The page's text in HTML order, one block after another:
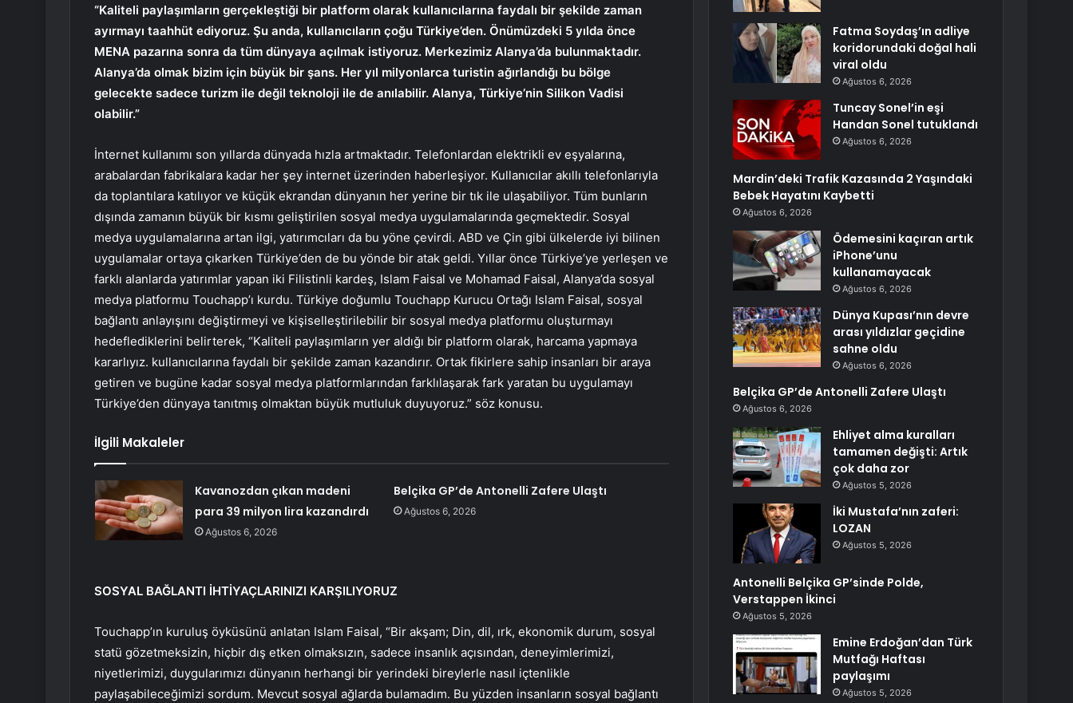
“Kaliteli paylaşımların gerçekleştiği bir platform olarak kullanıcılarına faydalı bir şekilde zaman
ayırmayı taahhüt ediyoruz. Şu anda, kullanıcıların çoğu Türkiye’den. Önümüzdeki 5 yılda önce
MENA pazarına sonra da tüm dünyaya açılmak istiyoruz. Merkezimiz Alanya’da bulunmaktadır.
Alanya’da olmak bizim için büyük bir şans. Her yıl milyonlarca turistin ağırlandığı bu bölge
gelecekte sadece turizm ile değil teknoloji ile de anılabilir. Alanya, Türkiye’nin Silikon Vadisi
olabilir.”
İnternet kullanımı son yıllarda dünyada hızla artmaktadır. Telefonlardan elektrikli ev eşyalarına,
arabalardan fabrikalara kadar her şey internet üzerinden haberleşiyor. Kullanıcılar akıllı telefonlarıyla
da toplantılara katılıyor ve küçük ekrandan dünyanın her yerine bir tık ile ulaşabiliyor. Tüm bunların
dışında zamanın büyük bir kısmı geliştirilen sosyal medya uygulamalarında geçmektedir. Sosyal
medya uygulamalarına artan ilgi, yatırımcıları da bu yöne çevirdi. ABD ve Çin gibi ülkelerde iyi bilinen
uygulamalar ortaya çıkarken Türkiye’den de bu yönde bir atak geldi. Yıllar önce Türkiye’ye yerleşen ve
farklı alanlarda yatırımlar yapan iki Filistinli kardeş, Islam Faisal ve Mohamad Faisal, Alanya’da sosyal
medya platformu Touchapp’ı kurdu. Türkiye doğumlu Touchapp Kurucu Ortağı Islam Faisal, sosyal
bağlantı anlayışını değiştirmeyi ve kişiselleştirilebilir bir sosyal medya platformu oluşturmayı
hedeflediklerini belirterek, “Kaliteli paylaşımların yer aldığı bir platform olarak, harcama yapmaya
kararlıyız. kullanıcılarına faydalı bir şekilde zaman kazandırır. Ortak fikirlere sahip insanları bir araya
getiren ve bugüne kadar sosyal medya platformlarından farklılaşarak fark yaratan bu uygulamayı
Türkiye’den dünyaya tanıtmış olmaktan büyük mutluluk duyuyoruz.” söz konusu.
İlgili Makaleler
Kavanozdan çıkan madeni
para 39 milyon lira kazandırdı
Ağustos 6, 2026
Belçika GP’de Antonelli Zafere Ulaştı
Ağustos 6, 2026
SOSYAL BAĞLANTI İHTİYAÇLARINIZI KARŞILIYORUZ
Touchapp’ın kuruluş öyküsünü anlatan Islam Faisal, “Bir akşam; Din, dil, ırk, ekonomik durum, sosyal
statü gözetmeksizin, hiçbir dış etken olmaksızın, sadece insanlık açısından, deneyimlerimizi,
niyetlerimizi, duygularımızı dünyanın herhangi bir yerindeki bireylerle nasıl içtenlikle
paylaşabileceğimizi sordum. Mevcut sosyal ağlarda bulamadım. Bu yüzden insanların sosyal bağlantı
Fatma Soydaş’ın adliye
koridorundaki doğal hali
viral oldu
Ağustos 6, 2026
Tuncay Sonel’in eşi
Handan Sonel tutuklandı
Ağustos 6, 2026
Mardin’deki Trafik Kazasında 2 Yaşındaki
Bebek Hayatını Kaybetti
Ağustos 6, 2026
Ödemesini kaçıran artık
iPhone’unu
kullanamayacak
Ağustos 6, 2026
Dünya Kupası’nın devre
arası yıldızlar geçidine
sahne oldu
Ağustos 6, 2026
Belçika GP’de Antonelli Zafere Ulaştı
Ağustos 6, 2026
Ehliyet alma kuralları
tamamen değişti: Artık
çok daha zor
Ağustos 5, 2026
İki Mustafa’nın zaferi:
LOZAN
Ağustos 5, 2026
Antonelli Belçika GP’sinde Polde,
Verstappen İkinci
Ağustos 5, 2026
Emine Erdoğan’dan Türk
Mutfağı Haftası
paylaşımı
Ağustos 5, 2026